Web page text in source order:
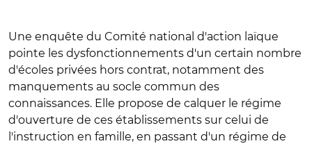
Une enquête du Comité national d'action laïque
pointe les dysfonctionnements d'un certain nombre
d'écoles privées hors contrat, notamment des
manquements au socle commun des
connaissances. Elle propose de calquer le régime
d'ouverture de ces établissements sur celui de
l'instruction en famille, en passant d'un régime de